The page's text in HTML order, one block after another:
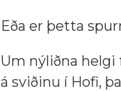
Eða er þetta
Um nýliðna helgi
á sviðinu í Hofi,